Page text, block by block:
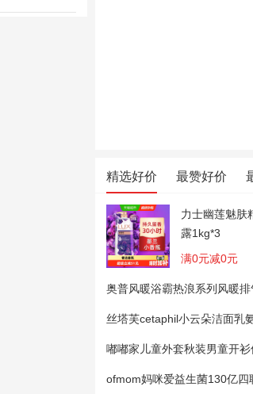
精选好价 最赞好价
力士幽莲魅肤
露1kg*3
满0元减0元
奥普风暖浴霸热浪系列风暖